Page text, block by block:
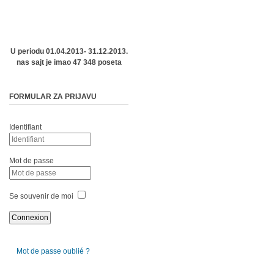
U periodu 01.04.2013- 31.12.2013.
nas sajt je imao 47 348 poseta
FORMULAR ZA PRIJAVU
Identifiant
Mot de passe
Se souvenir de moi
Mot de passe oublié ?